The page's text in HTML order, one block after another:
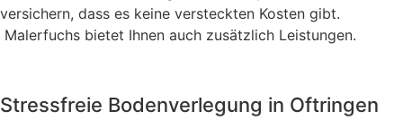
versichern, dass es keine versteckten Kosten gibt.
Malerfuchs bietet Ihnen auch zusätzlich Leistungen.
Stressfreie Bodenverlegung in Oftringen